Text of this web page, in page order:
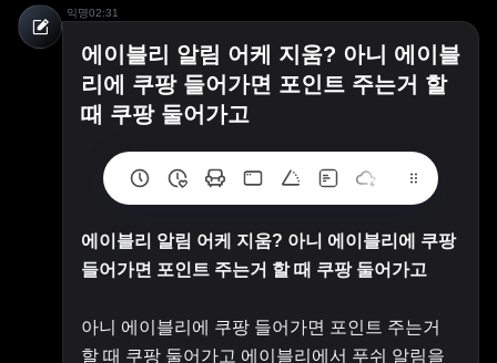
익명02:31
에이블리 알림 어케 지움? 아니 에이블
리에 쿠팡 들어가면 포인트 주는거 할
때 쿠팡 둘어가고
에이블리 알림 어케 지움? 아니 에이블리에 쿠팡
들어가면 포인트 주는거 할 때 쿠팡 둘어가고
아니 에이블리에 쿠팡 들어가면 포인트 주는거
할 때 쿠팡 둘어가고 에이블리에서 푸쉬 알림을